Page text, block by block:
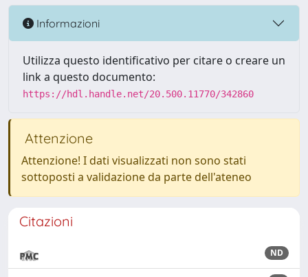
Informazioni
Utilizza questo identificativo per citare o creare un
link a questo documento:
https://hdl.handle.net/20.500.11770/342860
Attenzione
Attenzione! I dati visualizzati non sono stati
sottoposti a validazione da parte dell'ateneo
Citazioni
ND